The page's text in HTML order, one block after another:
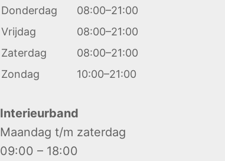
Donderdag
08:00–21:00
Vrijdag
08:00–21:00
Zaterdag
08:00–21:00
Zondag
10:00–21:00
Interieurband
Maandag t/m zaterdag
09:00 – 18:00